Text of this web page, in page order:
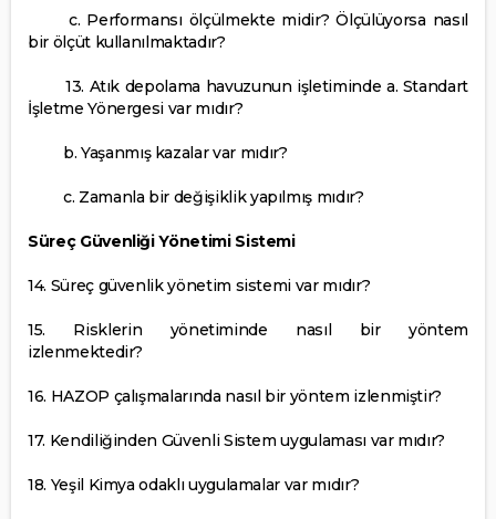
c. Performansı ölçülmekte midir? Ölçülüyorsa nasıl
bir ölçüt kullanılmaktadır?
13. Atık depolama havuzunun işletiminde a. Standart
İşletme Yönergesi var mıdır?
b. Yaşanmış kazalar var mıdır?
c. Zamanla bir değişiklik yapılmış mıdır?
Süreç Güvenliği Yönetimi Sistemi
14. Süreç güvenlik yönetim sistemi var mıdır?
15. Risklerin yönetiminde nasıl bir yöntem
izlenmektedir?
16. HAZOP çalışmalarında nasıl bir yöntem izlenmiştir?
17. Kendiliğinden Güvenli Sistem uygulaması var mıdır?
18. Yeşil Kimya odaklı uygulamalar var mıdır?